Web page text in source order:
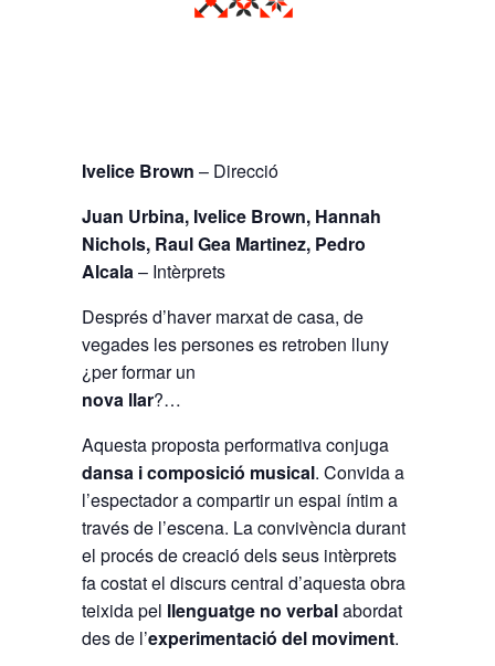
Ivelice Brown – Direcció
Juan Urbina, Ivelice Brown, Hannah
Nichols, Raul Gea Martinez, Pedro
Alcala– Intèrprets
Després d’haver marxat de casa, de
vegades les persones es retroben lluny
¿per formar un
nova llar?…
Aquesta proposta performativa conjuga
dansa i composició musical. Convida a
l’espectador a compartir un espai íntim a
través de l’escena. La convivència durant
el procés de creació dels seus intèrprets
fa costat el discurs central d’aquesta obra
teixida pel llenguatge no verbalabordat
des de l’experimentació del moviment.